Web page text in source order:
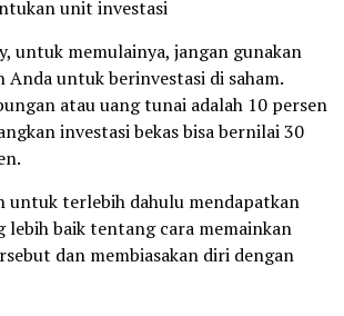
unit investasi
untuk memulainya, jangan gunakan
Anda untuk berinvestasi di saham.
atau uang tunai adalah 10 persen
investasi bekas bisa bernilai 30
untuk terlebih dahulu mendapatkan
lebih baik tentang cara memainkan
dan membiasakan diri dengan